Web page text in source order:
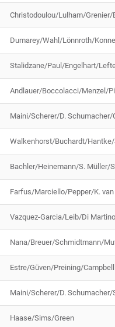
Christodoulou/Lulham/Grenier/
Dumarey/Wahl/Lönnroth/
Stalidzane/Paul/Engelhart/
Andlauer/Boccolacci/Menzel/
Maini/Scherer/D. Schumacher/
Walkenhorst/Buchardt/
Bachler/Heinemann/S. Müller/
Farfus/Marciello/Pepper/K. van
Vazquez-Garcia/Leib/Di
Nana/Breuer/Schmidtmann/
Estre/Güven/Preining/Campbell
Maini/Scherer/D. Schumacher/
Haase/Sims/Green